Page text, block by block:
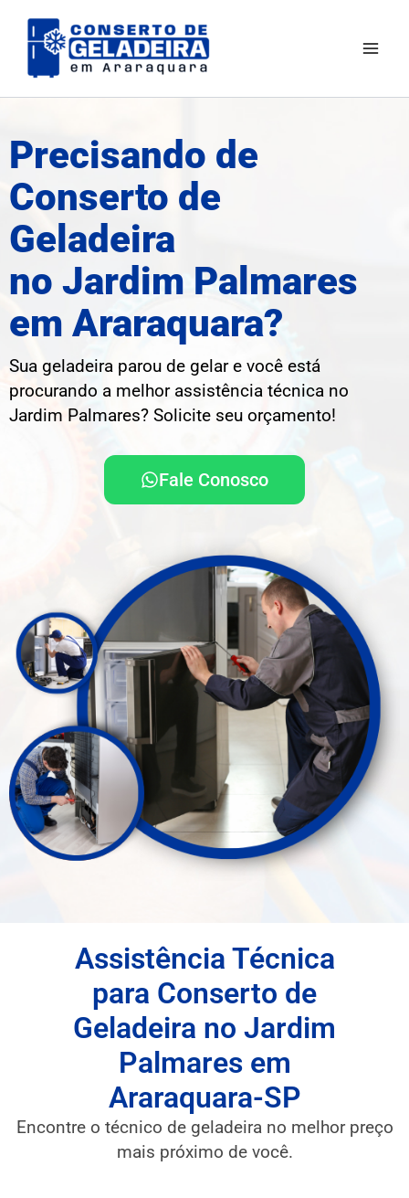
para
Precisando de
Conserto de
Geladeira
no Jardim Palmares
em Araraquara?
Sua geladeira parou de gelar e você está
procurando a melhor assistência técnica no
Jardim Palmares? Solicite seu orçamento!
Fale Conosco
Assistência Técnica
para Conserto de
Geladeira no Jardim
Palmares em
Araraquara-SP
Encontre o técnico de geladeira no melhor preço
mais próximo de você.